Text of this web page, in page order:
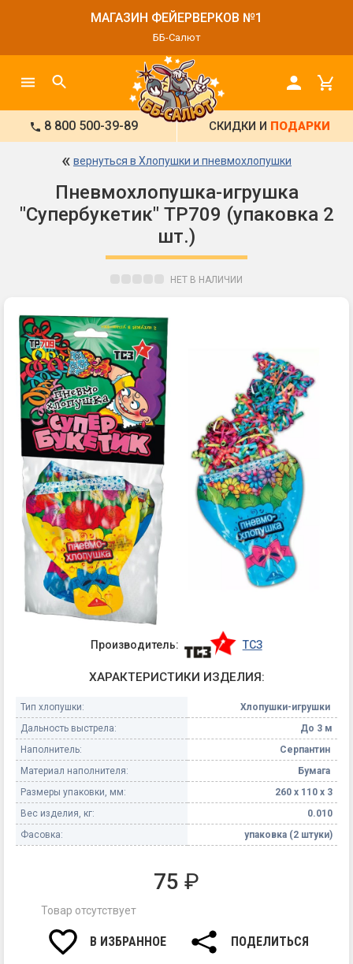
МАГАЗИН ФЕЙЕРВЕРКОВ №1
ББ-Салют
8 800 500-39-89 СКИДКИ И ПОДАРКИ
« вернуться в Хлопушки и пневмохлопушки
Пневмохлопушка-игрушка
"Супербукетик" ТР709 (упаковка 2
шт.)
НЕТ В НАЛИЧИИ
Производитель: ТСЗ
ХАРАКТЕРИСТИКИ ИЗДЕЛИЯ:
Тип хлопушки:
Хлопушки-игрушки
Дальность выстрела:
До 3 м
Наполнитель:
Серпантин
Материал наполнителя:
Бумага
Размеры упаковки, мм:
260 х 110 х 3
Вес изделия, кг:
0.010
Фасовка:
упаковка (2 штуки)
75 ₽
Товар отсутствует
В ИЗБРАННОЕ ПОДЕЛИТЬСЯ